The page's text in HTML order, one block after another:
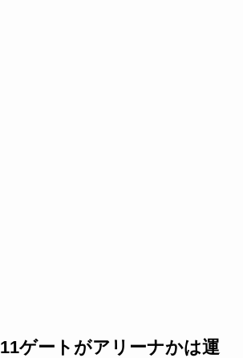
11ゲートがアリーナかは運